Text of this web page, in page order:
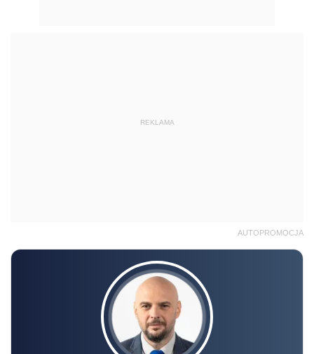
REKLAMA
AUTOPROMOCJA